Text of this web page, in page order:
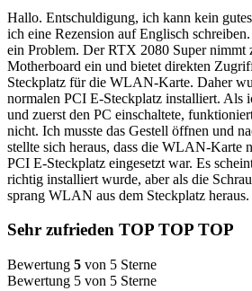
Hallo. Entschuldigung, ich kann kein
ich eine Rezension auf Englisch
ein Problem. Der RTX 2080 Super nimmt
Motherboard ein und bietet direkten
Steckplatz für die WLAN-Karte. Daher
normalen PCI E-Steckplatz installiert. Als
und zuerst den PC einschaltete,
nicht. Ich musste das Gestell öffnen und
stellte sich heraus, dass die WLAN-Karte
PCI E-Steckplatz eingesetzt war. Es
richtig installiert wurde, aber als die
sprang WLAN aus dem Steckplatz heraus.
Sehr zufrieden TOP TOP TOP
Bewertung 5 von 5 Sterne
Bewertung 5 von 5 Sterne